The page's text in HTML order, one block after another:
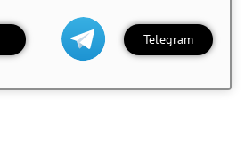
Telegram